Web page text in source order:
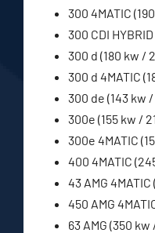
300 4MATIC
300 CDI
300 d (180 kw /
300 d 4MATIC
300 de (143 kw /
300e (155 kw /
300e 4MATIC
400 4MATIC
43 AMG
450 AMG
63 AMG (350 kw